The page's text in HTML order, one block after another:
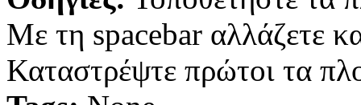
Με τη spacebar αλλάζετε
Καταστρέψτε πρώτοι τα